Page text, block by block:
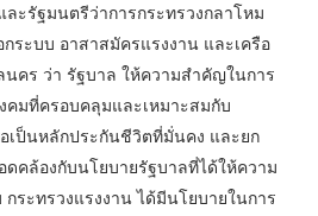
ะรัฐมนตรีว่าการกระทรวงกลาโหม
ระบบ อาสาสมัครแรงงาน และเครือ
คร ว่า รัฐบาล ให้ความสำคัญในการ
คมที่ครอบคลุมและเหมาะสมกับ
เป็นหลักประกันชีวิตที่มั่นคง และยก
คล้องกับนโยบายรัฐบาลที่ได้ให้ความ
ระทรวงแรงงาน ได้มีนโยบายในการ